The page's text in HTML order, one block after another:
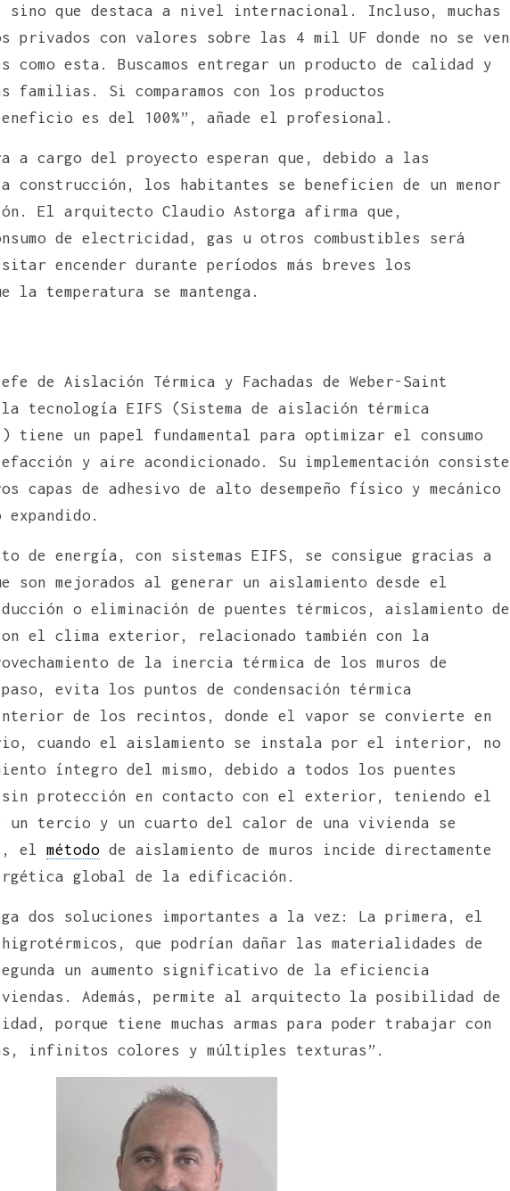
sino que destaca a nivel internacional. Incluso, muchas
privados con valores sobre las 4 mil UF donde no se ven
como esta. Buscamos entregar un producto de calidad y
familias. Si comparamos con los productos
es del 100%”, añade el profesional.
a cargo del proyecto esperan que, debido a las
construcción, los habitantes se beneficien de un menor
El arquitecto Claudio Astorga afirma que,
de electricidad, gas u otros combustibles será
encender durante períodos más breves los
la temperatura se mantenga.
de Aislación Térmica y Fachadas de Weber-Saint
tecnología EIFS (Sistema de aislación térmica
tiene un papel fundamental para optimizar el consumo
y aire acondicionado. Su implementación consiste
capas de adhesivo de alto desempeño físico y mecánico
de energía, con sistemas EIFS, se consigue gracias a
son mejorados al generar un aislamiento desde el
o eliminación de puentes térmicos, aislamiento de
el clima exterior, relacionado también con la
de la inercia térmica de los muros de
evita los puntos de condensación térmica
de los recintos, donde el vapor se convierte en
cuando el aislamiento se instala por el interior, no
íntegro del mismo, debido a todos los puentes
sin protección en contacto con el exterior, teniendo el
un tercio y un cuarto del calor de una vivienda se
el método de aislamiento de muros incide directamente
global de la edificación.
dos soluciones importantes a la vez: La primera, el
que podrían dañar las materialidades de
un aumento significativo de la eficiencia
Además, permite al arquitecto la posibilidad de
porque tiene muchas armas para poder trabajar con
infinitos colores y múltiples texturas”.